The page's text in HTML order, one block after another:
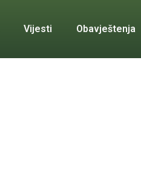
Vijesti Obavještenja